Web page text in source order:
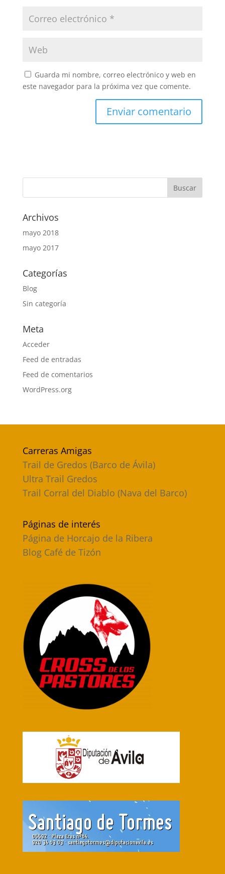
Guarda mi nombre, correo electrónico y web en
este navegador para la próxima vez que comente.
Archivos
mayo 2018
mayo 2017
Categorías
Blog
Sin categoría
Meta
Acceder
Feed de entradas
Feed de comentarios
WordPress.org
Carreras Amigas
Trail de Gredos (Barco de Ávila)
Ultra Trail Gredos
Trail Corral del Diablo (Nava del Barco)
Páginas de interés
Página de Horcajo de la Ribera
Blog Café de Tizón